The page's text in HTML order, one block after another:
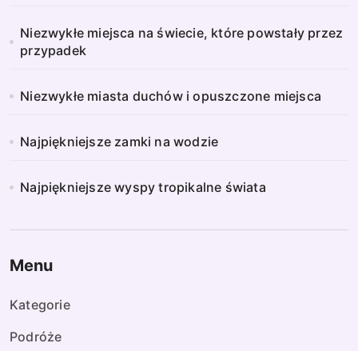
Niezwykłe miejsca na świecie, które powstały przez
przypadek
Niezwykłe miasta duchów i opuszczone miejsca
Najpiękniejsze zamki na wodzie
Najpiękniejsze wyspy tropikalne świata
Menu
Kategorie
Podróże